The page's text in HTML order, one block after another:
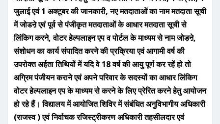
जुलाई एवं 1 अक्टूबर की जानकारी, नए मतदाताओं का नाम मतदाता सूची
में जोडऩे एवं पूर्व से पंजीकृत मतदाताओं के आधार मतदाता सूची से
लिंकिग करने, वोटर हेल्पलाइन एप व पोर्टल के माध्यम से नाम जोडऩे,
संशोधन का कार्य संपादित करने की प्रक्रिया एवं आगामी वर्ष की
उपरोक्त अर्हता तिथियों में यदि वे 18 वर्ष की आयु पूर्ण कर रहें हो तो
अग्रिम पंजीयन कराने एवं अपने परिवार के सदस्यों का आधार लिंकिग
वोटर हेल्पलाइन एप के माध्यम से करने के लिए प्रेरित करने हेतु आयोजन
हो रहे हैं। विद्यालय में आयोजित शिविर में संबंधित अनुविभागीय अधिकारी
(राजस्व ) एवं निर्वाचक रजिस्ट्रीकरण अधिकारी तहसीलदार एवं